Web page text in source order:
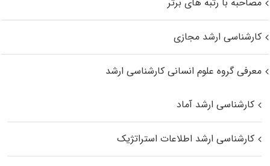
کارشناسی ارشد مجازی
معرفی گروه علوم انسانی کارشناسی ارشد
کارشناسی ارشد آماد
کارشناسی ارشد اطلاعات استراتژیک